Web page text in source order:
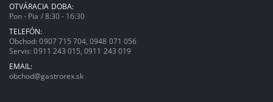
OTVÁRACIA DOBA:
Pon - Pia / 8:30 - 16:30
TELEFÓN:
Obchod:0907 715 704 ,0948 071 056
Servis:0911 243 015 ,0911 243 019
EMAIL:
obchod@gastrorex.sk